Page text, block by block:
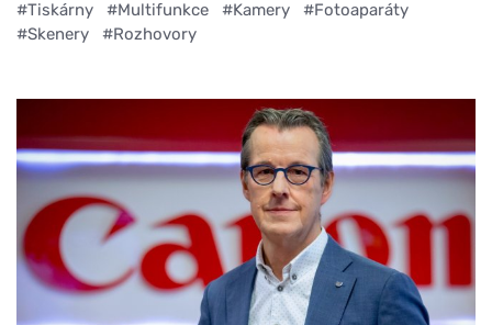
#Tiskárny #Multifunkce #Kamery
#Fotoaparáty
#Skenery
#Rozhovory